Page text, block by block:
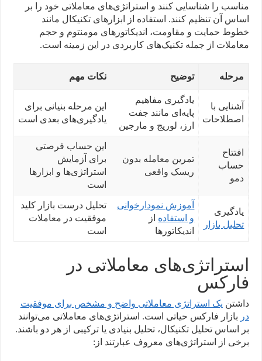
مناسب را شناسایی کنند و استراتژی‌های معاملاتی خود را بر
اساس آن تنظیم کنند. استفاده از ابزارهای تکنیکال مانند
خطوط حمایت و مقاومت، اندیکاتورهای مومنتوم و حجم
معاملات از جمله تکنیک‌های کاربردی در این زمینه است.
مرحله توضیح نکات مهم
آشنایی با
اصطلاحات
یادگیری مفاهیم
پایه‌ای مانند جفت
ارز، لوریج و مارجین
این مرحله بنیانی برای
یادگیری‌های بعدی است
افتتاح
حساب
دمو
تمرین معامله بدون
ریسک واقعی
این حساب فرصتی
برای آزمایش
استراتژی‌ها و ابزارها
است
یادگیری
تحلیل بازار
آموزش نمودارخوانی
و استفاده از
اندیکاتورها
تحلیل درست بازار کلید
موفقیت در معاملات
است
استراتژی‌های معاملاتی در
فارکس
داشتن یک استراتژی معاملاتی واضح و مشخص برای موفقیت
در بازار فارکس حیاتی است. استراتژی‌های معاملاتی می‌توانند
بر اساس تحلیل تکنیکال، تحلیل بنیادی یا ترکیبی از هر دو باشند.
برخی از استراتژی‌های معروف عبارتند از: